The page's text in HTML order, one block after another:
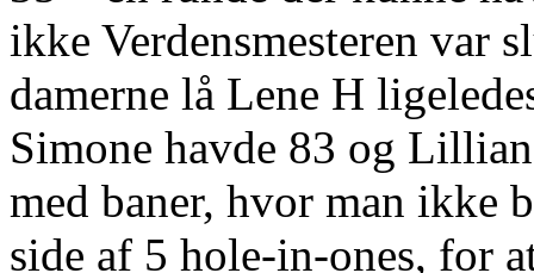
ikke Verdensmesteren var
damerne lå Lene H
Simone havde 83 og
med baner, hvor man ikke
side af 5 hole-in-ones, for